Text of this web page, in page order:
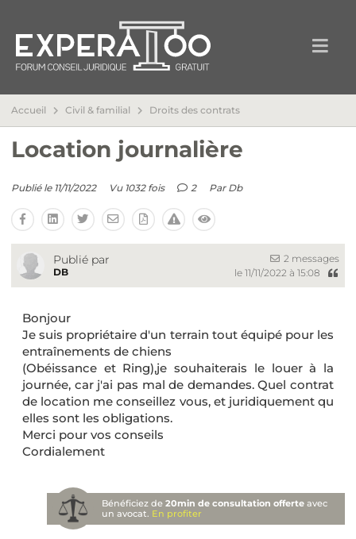
Accueil Civil & familial Droits des contrats
Location journalière
Publié le 11/11/2022 Vu 1032 fois 2 Par Db
Publié par
DB
2 messages
le 11/11/2022 à 15:08
Bonjour
Je suis propriétaire d'un terrain tout équipé pour les
entraînements de chiens
(Obéissance et Ring),je souhaiterais le louer à la
journée, car j'ai pas mal de demandes. Quel contrat
de location me conseillez vous, et juridiquement qu
elles sont les obligations.
Merci pour vos conseils
Cordialement
Bénéficiez de20min de consultation offerte avec
un avocat. En profiter